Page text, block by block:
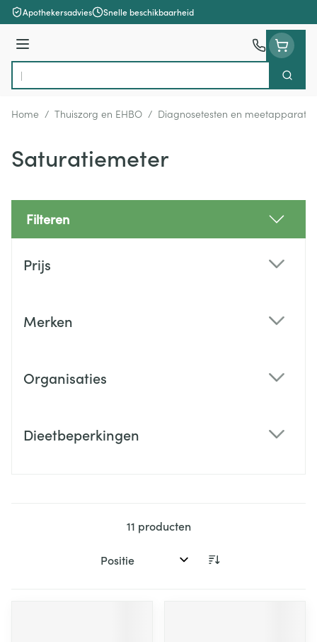
Ga naar de inhoud
Apothekersadvies Snelle beschikbaarheid
Menu
Product, merk, categorie...
Zoek
Home / Thuiszorg en EHBO / Diagnosetesten en
Saturatiemeter
Filteren
Prijs
Merken
Organisaties
Dieetbeperkingen
11 producten
Sorteer op: